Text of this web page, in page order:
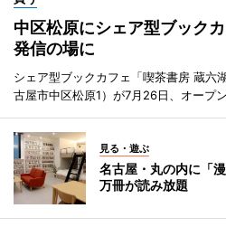
中区松原にシェア型ブック
発信の場に
シェア型ブックカフェ「喫茶書房 蔵六
古屋市中区松原1）が7月26日、オープン
見る・遊ぶ
名古屋・丸の内に「
万冊が読み放題